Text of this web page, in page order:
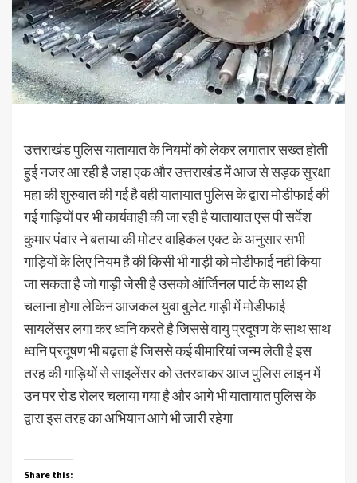
उत्तराखंड पुलिस यातायात के नियमों को लेकर लगातार सख्त होती
हुई नजर आ रही है जहा एक और उत्तराखंड में आज से सड़क सुरक्षा
महा की शुरुवात की गई है वही यातायात पुलिस के द्वारा मोडीफाई की
गई गाड़ियों पर भी कार्यवाही की जा रही है यातायात एस पी सर्वेश
कुमार पंवार ने बताया की मोटर वाहिकल एक्ट के अनुसार सभी
गाड़ियों के लिए नियम है की किसी भी गाड़ी को मोडीफाई नही किया
जा सकता है जो गाड़ी जेसी है उसको ऑर्जिनल पार्ट के साथ ही
चलाना होगा लेकिन आजकल युवा बुलेट गाड़ी में मोडीफाई
सायलेंसर लगा कर ध्वनि करते है जिससे वायु प्रदूषण के साथ साथ
ध्वनि प्रदूषण भी बढ़ता है जिससे कई बीमारियां जन्म लेती है इस
तरह की गाड़ियों से साइलेंसर को उतरवाकर आज पुलिस लाइन में
उन पर रोड रोलर चलाया गया है और आगे भी यातायात पुलिस के
द्वारा इस तरह का अभियान आगे भी जारी रहेगा
Share this: